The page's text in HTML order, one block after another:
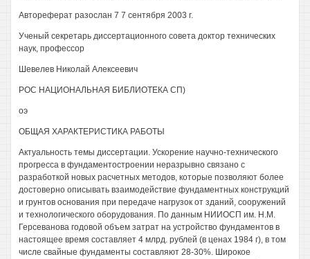
Автореферат разослан 7 7 сентября 2003 г.
Ученый секретарь диссертационного совета доктор технических
наук, профессор
Шевелев Николай Алексеевич
РОС НАЦИОНАЛЬНАЯ БИБЛИОТЕКА СП)
оэ
ОБЩАЯ ХАРАКТЕРИСТИКА РАБОТЫ
Актуальность темы диссертации. Ускорение научно-технического
прогресса в фундаментостроении неразрывно связано с
разработкой новых расчетных методов, которые позволяют более
достоверно описывать взаимодействие фундаментных конструкций
и грунтов основания при передаче нагрузок от зданий, сооружений
и технологического оборудования. По данным НИИОСП им. Н.М.
Герсеванова годовой объем затрат на устройство фундаментов в
настоящее время составляет 4 млрд. рублей (в ценах 1984 г), в том
числе свайные фундаменты составляют 28-30%. Широкое